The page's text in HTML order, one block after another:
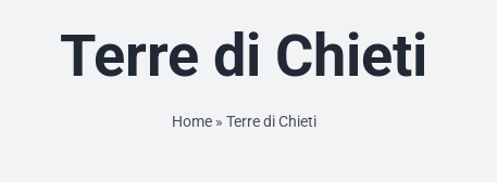
Terre di Chieti
Home» Terre di Chieti